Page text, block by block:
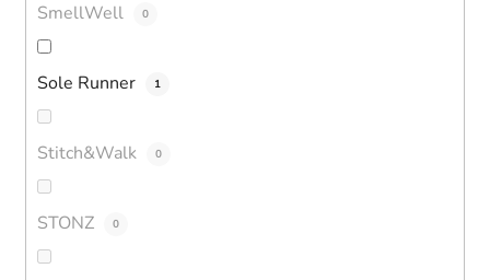
SmellWell 0
Sole Runner 1
Stitch&Walk 0
STONZ 0